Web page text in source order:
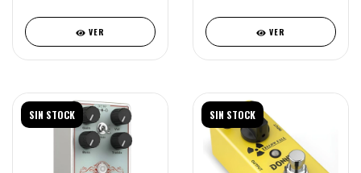
VER VER
SIN STOCK SIN STOCK